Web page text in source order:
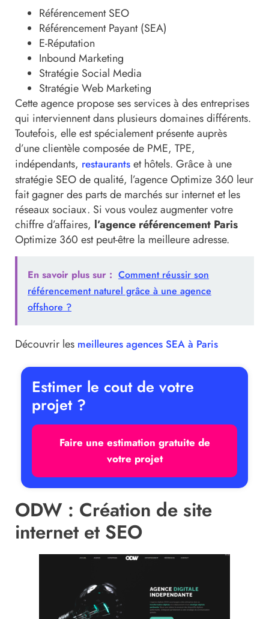
Référencement SEO
Référencement Payant (SEA)
E-Réputation
Inbound Marketing
Stratégie Social Media
Stratégie Web Marketing
Cette agence propose ses services à des entreprises
qui interviennent dans plusieurs domaines différents.
Toutefois, elle est spécialement présente auprès
d’une clientèle composée de PME, TPE,
indépendants, restaurants et hôtels. Grâce à une
stratégie SEO de qualité, l’agence Optimize 360 leur
fait gagner des parts de marchés sur internet et les
réseaux sociaux. Si vous voulez augmenter votre
chiffre d’affaires, l’agence référencement Paris
Optimize 360 est peut-être la meilleure adresse.
En savoir plus sur : Comment réussir son
référencement naturel grâce à une agence
offshore ?
Découvrir les meilleures agences SEA à Paris
Estimer le cout de votre
projet ?
Faire une estimation gratuite de
votre projet
ODW : Création de site
internet et SEO